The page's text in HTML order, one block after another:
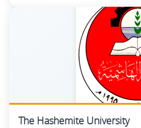
The Hashemite University